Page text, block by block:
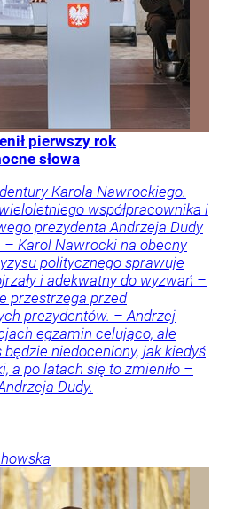
pierwszy rok
słowa
Karola Nawrockiego.
współpracownika i
prezydenta Andrzeja Dudy
Karol Nawrocki na obecny
politycznego sprawuje
i adekwatny do wyzwań –
przestrzega przed
prezydentów. – Andrzej
egzamin celująco, ale
niedoceniony, jak kiedyś
a po latach się to zmieniło –
Dudy.